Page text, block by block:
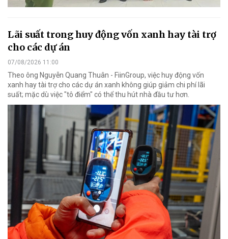
Lãi suất trong huy động vốn xanh hay tài trợ
cho các dự án
07/08/2026 11:00
Theo ông Nguyễn Quang Thuân - FiinGroup, việc huy động vốn
xanh hay tài trợ cho các dự án xanh không giúp giảm chi phí lãi
suất; mặc dù việc "tô điểm" có thể thu hút nhà đầu tư hơn.